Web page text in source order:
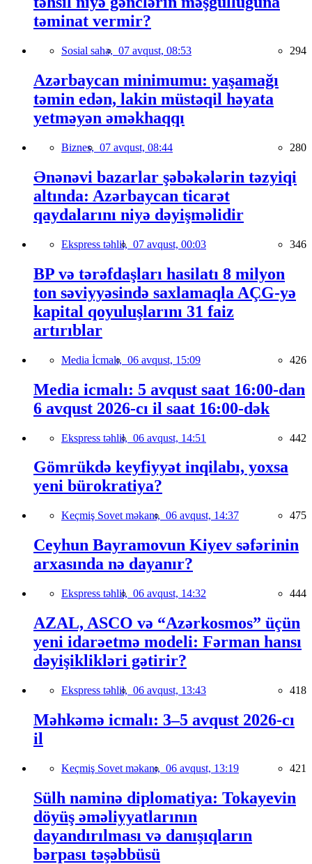
təminat vermir?
Sosial sahə, 07 avqust, 08:53 294
Azərbaycan minimumu: yaşamağı
təmin edən, lakin müstəqil həyata
yetməyən əməkhaqqı
Biznes, 07 avqust, 08:44 280
Ənənəvi bazarlar şəbəkələrin təzyiqi
altında: Azərbaycan ticarət
qaydalarını niyə dəyişməlidir
Ekspress təhlil, 07 avqust, 00:03 346
BP və tərəfdaşları hasilatı 8 milyon
ton səviyyəsində saxlamaqla AÇG-yə
kapital qoyuluşlarını 31 faiz
artırıblar
Media İcmalı, 06 avqust, 15:09 426
Media icmalı: 5 avqust saat 16:00-dan
6 avqust 2026-cı il saat 16:00-dək
Ekspress təhlil, 06 avqust, 14:51 442
Gömrükdə keyfiyyət inqilabı, yoxsa
yeni bürokratiya?
Keçmiş Sovet məkanı, 06 avqust, 14:37 475
Ceyhun Bayramovun Kiyev səfərinin
arxasında nə dayanır?
Ekspress təhlil, 06 avqust, 14:32 444
AZAL, ASCO və “Azərkosmos” üçün
yeni idarəetmə modeli: Fərman hansı
dəyişiklikləri gətirir?
Ekspress təhlil, 06 avqust, 13:43 418
Məhkəmə icmalı: 3–5 avqust 2026-cı
il
Keçmiş Sovet məkanı, 06 avqust, 13:19 421
Sülh naminə diplomatiya: Tokayevin
döyüş əməliyyatlarının
dayandırılması və danışıqların
bərpası təşəbbüsü